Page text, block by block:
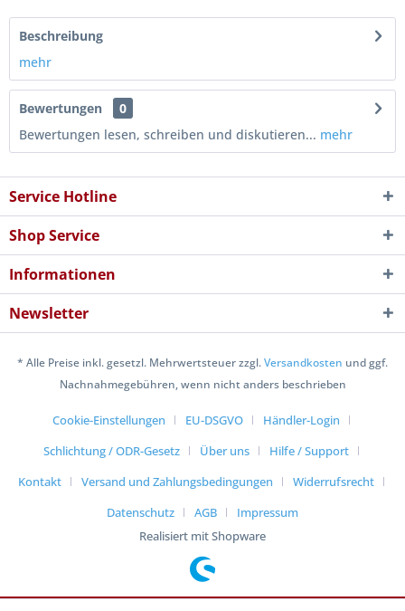
Beschreibung
mehr
Bewertungen
0
Bewertungen lesen, schreiben und diskutieren... mehr
Service Hotline
Shop Service
Informationen
Newsletter
* Alle Preise inkl. gesetzl. Mehrwertsteuer zzgl.Versandkosten und ggf.
Nachnahmegebühren, wenn nicht anders beschrieben
Cookie-Einstellungen EU-DSGVO
Händler-Login
Schlichtung / ODR-Gesetz
Über uns
Hilfe / Support
Kontakt
Versand und Zahlungsbedingungen
Widerrufsrecht
Datenschutz
AGB
Impressum
Realisiert mit Shopware